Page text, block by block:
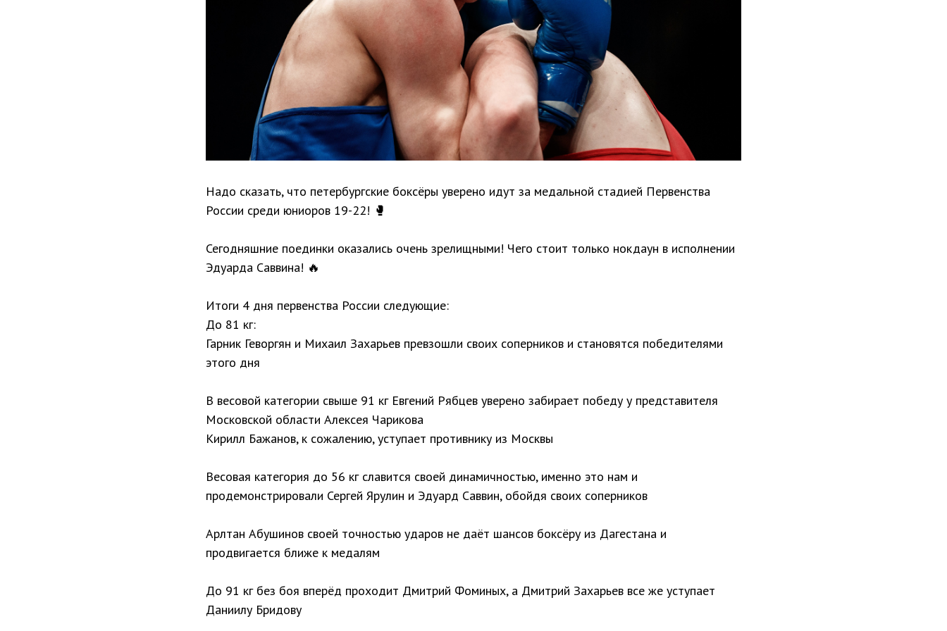
Надо сказать, что петербургские боксёры уверено идут за медальной стадией Первенства
России среди юниоров 19-22! 🥊
Сегодняшние поединки оказались очень зрелищными! Чего стоит только нокдаун в исполнении
Эдуарда Саввина! 🔥
Итоги 4 дня первенства России следующие:
До 81 кг:
Гарник Геворгян и Михаил Захарьев превзошли своих соперников и становятся победителями
этого дня
В весовой категории свыше 91 кг Евгений Рябцев уверено забирает победу у представителя
Московской области Алексея Чарикова
Кирилл Бажанов, к сожалению, уступает противнику из Москвы
Весовая категория до 56 кг славится своей динамичностью, именно это нам и
продемонстрировали Сергей Ярулин и Эдуард Саввин, обойдя своих соперников
Арлтан Абушинов своей точностью ударов не даёт шансов боксёру из Дагестана и
продвигается ближе к медалям
До 91 кг без боя вперёд проходит Дмитрий Фоминых, а Дмитрий Захарьев все же уступает
Даниилу Бридову